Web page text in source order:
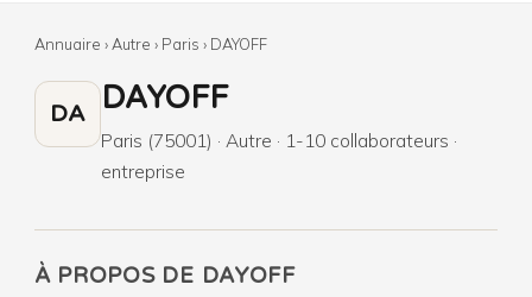
Annuaire › Autre › Paris › DAYOFF
DA DAYOFF
Paris (75001) · Autre · 1-10 collaborateurs ·
entreprise
À PROPOS DE DAYOFF